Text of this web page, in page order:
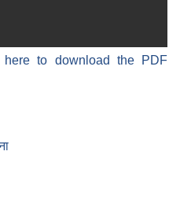
here to download the PDF